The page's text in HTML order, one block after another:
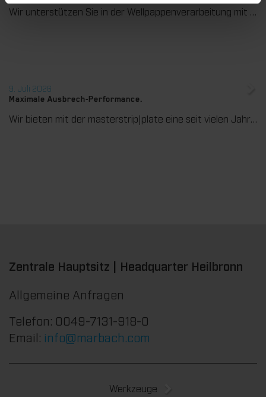
Wir unterstützen Sie in der Wellpappenverarbeitung mit dem digitalen Zonenausgleich DZL|foil bei der Reduzierung von Rüstzeiten und dem zuverlässigen Ausgleich von Höhentoleranzen im Stanztiegel. Die individuell angepasste Folie sorgt für gleichmäßige Stanzergebnisse und stabile Produktionsprozesse – schnell, flexibel und ohne aufwendige mechanische Eingriffe.
9. Juli 2026
Maximale Ausbrech-Performance.
Wir bieten mit der masterstrip|plate eine seit vielen Jahren bewährte Lösung für maximale Prozesssicherheit beim Ausbrechen. Das speziell entwickelte Ausbrechoberteil ermöglicht einen stabilen, sauberen und effizienten Ausbrechprozess auch bei anspruchsvollen Anwendungen.
Zentrale Hauptsitz | Headquarter Heilbronn
Allgemeine Anfragen
Telefon: 0049-7131-918-0
Email: info@marbach.com
Werkzeuge